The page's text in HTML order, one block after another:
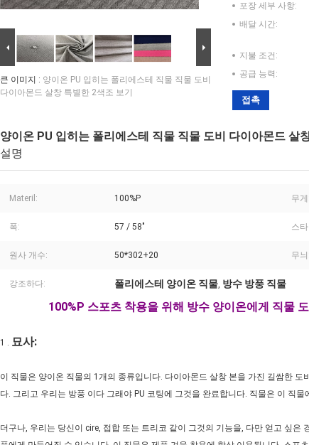
큰 이미지 : 양이온 PU 입히는 폴리에스테 직물 직물 도비
다이아몬드 살창 특별한 2색조 보기
포장 세부 사항:
배달 시간:
지불 조건:
공급 능력:
접촉
양이온 PU 입히는 폴리에스테 직물 직물 도비 다이아몬드 살
설명
Materil: 100%P 무게:
폭: 57 / 58" 스
원사 개수: 50*302+20 무늬:
강조하다: 폴리에스테 양이온 직물, 방수 방풍 직물
100%P 스포츠 착용을 위해 방수 양이온에게 직물
1 . 묘사:
이 직물은 양이온 직물의 1개의 종류입니다. 다이아몬드 살창 본을 가진 길쌈한
다. 그리고 우리는 방풍 이다 그래야 PU 코팅에 그것을 완료합니다. 직물은 이 직물
더구나, 우리는 당신이 cire, 접합 또는 트리코 같이 그것의 기능을, 다만 얻고 싶은